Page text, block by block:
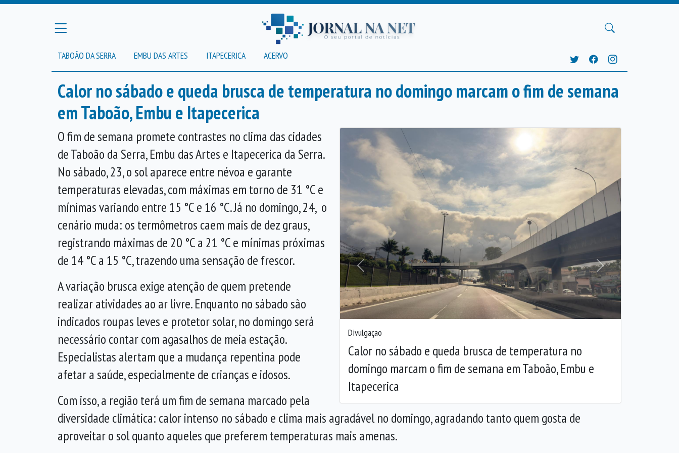
TABOÃO DA SERRA EMBU DAS ARTES ITAPECERICA ACERVO
Calor no sábado e queda brusca de temperatura no domingo marcam o fim de semana
em Taboão, Embu e Itapecerica
Divulgaçao
Calor no sábado e queda brusca de temperatura no
domingo marcam o fim de semana em Taboão, Embu e
Itapecerica
Anterior Próxima
O fim de semana promete contrastes no clima das cidades
de Taboão da Serra, Embu das Artes e Itapecerica da Serra.
No sábado, 23, o sol aparece entre névoa e garante
temperaturas elevadas, com máximas em torno de 31 °C e
mínimas variando entre 15 °C e 16 °C. Já no domingo, 24, o
cenário muda: os termômetros caem mais de dez graus,
registrando máximas de 20 °C a 21 °C e mínimas próximas
de 14 °C a 15 °C, trazendo uma sensação de frescor.
A variação brusca exige atenção de quem pretende
realizar atividades ao ar livre. Enquanto no sábado são
indicados roupas leves e protetor solar, no domingo será
necessário contar com agasalhos de meia estação.
Especialistas alertam que a mudança repentina pode
afetar a saúde, especialmente de crianças e idosos.
Com isso, a região terá um fim de semana marcado pela
diversidade climática: calor intenso no sábado e clima mais agradável no domingo, agradando tanto quem gosta de
aproveitar o sol quanto aqueles que preferem temperaturas mais amenas.